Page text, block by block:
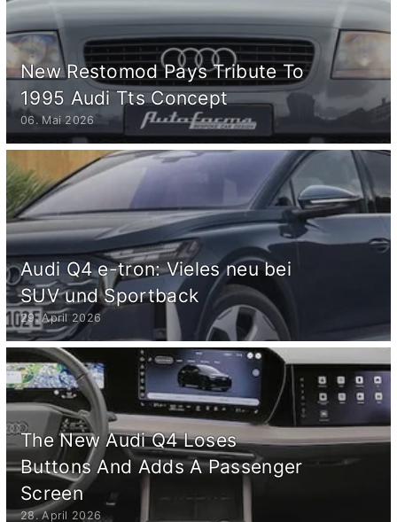
New Restomod Pays Tribute To
1995 Audi Tts Concept
06. Mai 2026
Audi Q4 e-tron: Vieles neu bei
SUV und Sportback
29. April 2026
The New Audi Q4 Loses
Buttons And Adds A Passenger
Screen
28. April 2026